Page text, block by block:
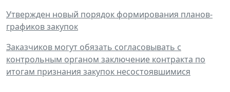
Утвержден новый порядок формирования планов-
графиков закупок
Заказчиков могут обязать согласовывать с
контрольным органом заключение контракта по
итогам признания закупок несостоявшимися